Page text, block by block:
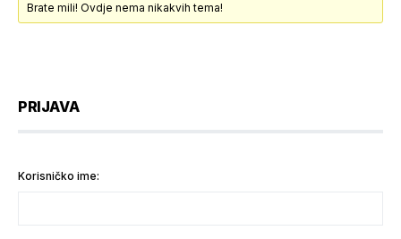
Brate mili! Ovdje nema nikakvih tema!
PRIJAVA
Korisničko ime: